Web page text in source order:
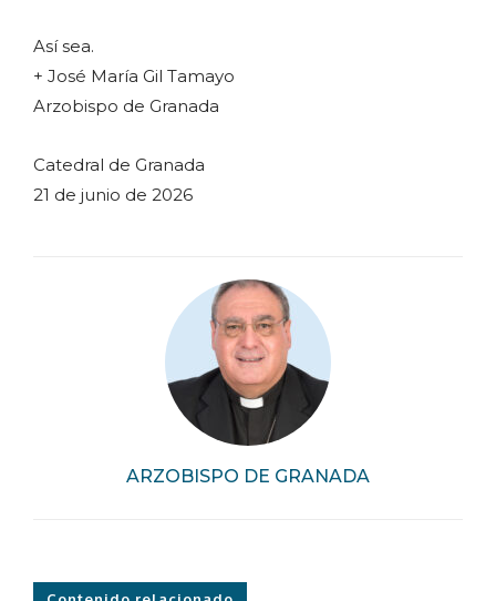
ARZOBISPO DE GRANADA
Así sea.
+ José María Gil Tamayo
Arzobispo de Granada
Catedral de Granada
21 de junio de 2026